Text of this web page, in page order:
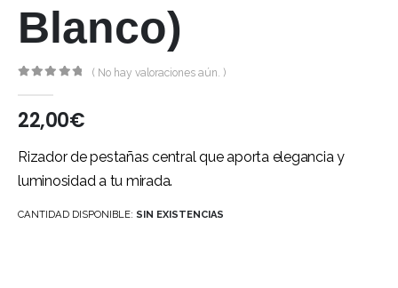
Blanco)
( No hay valoraciones aún. )
22,00€
Rizador de pestañas central que aporta elegancia y
luminosidad a tu mirada.
CANTIDAD DISPONIBLE: SIN EXISTENCIAS